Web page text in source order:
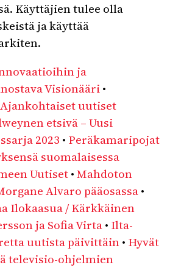
Käyttäjien tulee olla
ja käyttää
ja
Visionääri•
uutiset
etsivä – Uusi
2023 • Peräkamaripojat
suomalaisessa
Uutiset•Mahdoton
Alvaro pääosassa•
Ilokaasua / Kärkkäinen
ja Sofia Virta• Ilta-
uutista päivittäin• Hyvät
televisio-ohjelmien